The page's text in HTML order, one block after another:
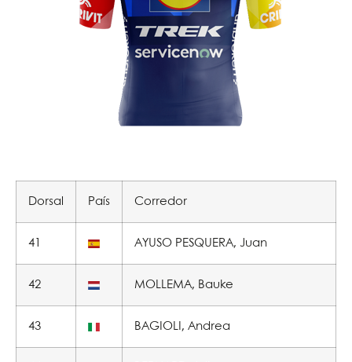
Dorsal País Corredor
41 AYUSO PESQUERA, Juan
42 MOLLEMA, Bauke
43 BAGIOLI, Andrea